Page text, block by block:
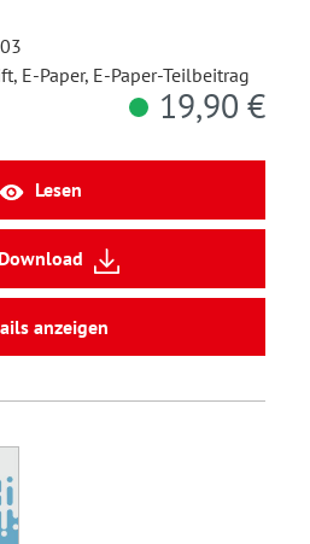
E-Paper, E-Paper-Teilbeitrag
19,90 €
Lesen
Download
anzeigen